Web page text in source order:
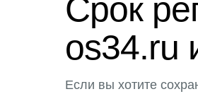
Срок
os34.ru
Если вы хотите